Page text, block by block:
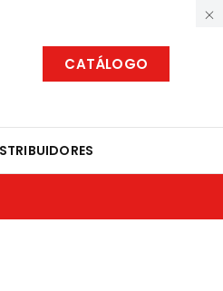
CATÁLOGO